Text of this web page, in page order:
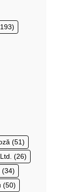
(51)
(26)
(34)
(50)